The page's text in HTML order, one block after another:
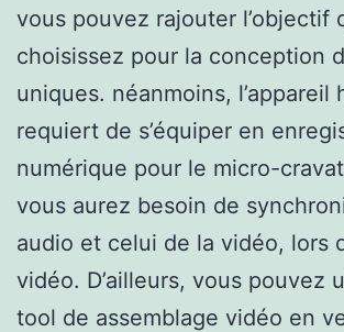
vous pouvez rajouter l’objectif
choisissez pour la conception
uniques. néanmoins, l’appareil
requiert de s’équiper en
numérique pour le micro-
vous aurez besoin de
audio et celui de la vidéo, lors
vidéo. D’ailleurs, vous pouvez
tool de assemblage vidéo en